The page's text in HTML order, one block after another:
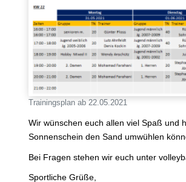
Trainingsplan ab 22.05.2021
Wir wünschen euch allen viel Spaß und
Sonnenschein den Sand umwühlen
Bei Fragen stehen wir euch unter
Sportliche Grüße,